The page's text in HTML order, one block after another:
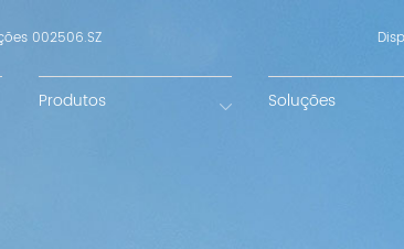
002506.SZ
Produtos Soluções